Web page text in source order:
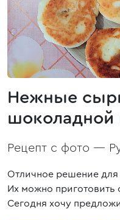
Нежные
шоколадной
Рецепт с фото —
Отличное решение для
Их можно приготовить
Сегодня хочу